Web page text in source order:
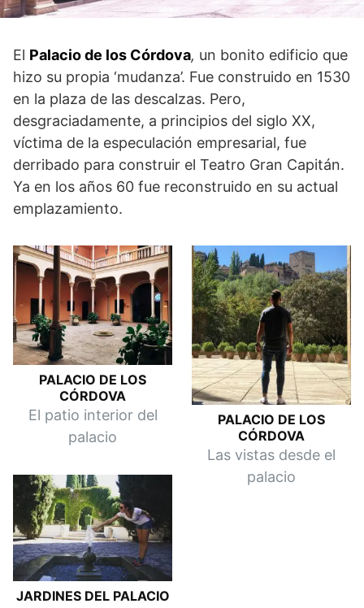
El Palacio de los Córdova, un bonito edificio que
hizo su propia ‘mudanza’. Fue construido en 1530
en la plaza de las descalzas. Pero,
desgraciadamente, a principios del siglo XX,
víctima de la especulación empresarial, fue
derribado para construir el Teatro Gran Capitán.
Ya en los años 60 fue reconstruido en su actual
emplazamiento.
PALACIO DE LOS
CÓRDOVA
El patio interior del
palacio
JARDINES DEL PALACIO
PALACIO DE LOS
CÓRDOVA
Las vistas desde el
palacio